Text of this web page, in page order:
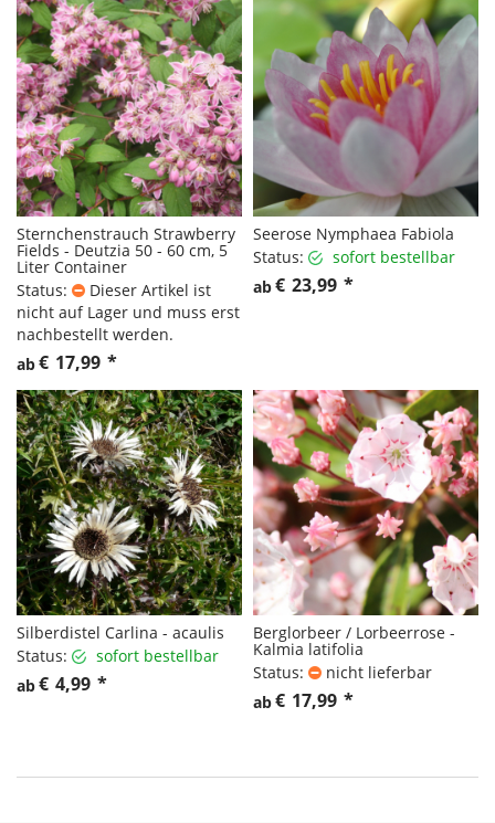
Sternchenstrauch Strawberry
Fields - Deutzia 50 - 60 cm, 5
Liter Container
Status:
Dieser Artikel ist
nicht auf Lager und muss erst
nachbestellt werden.
ab€ 17,99 *
Seerose Nymphaea Fabiola
Status:
sofort bestellbar
ab€ 23,99 *
Silberdistel Carlina - acaulis
Status:
sofort bestellbar
ab€ 4,99 *
Berglorbeer / Lorbeerrose -
Kalmia latifolia
Status:
nicht lieferbar
ab€ 17,99 *